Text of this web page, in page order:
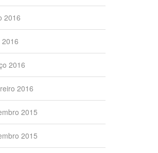
2016
2016
2016
2015
2015